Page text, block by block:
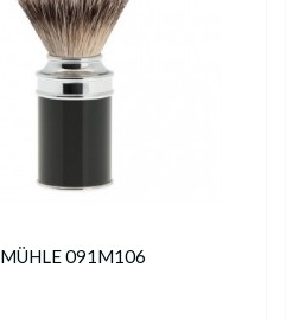
MÜHLE 091M106